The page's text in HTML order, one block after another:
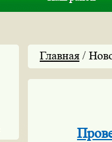
Главная /